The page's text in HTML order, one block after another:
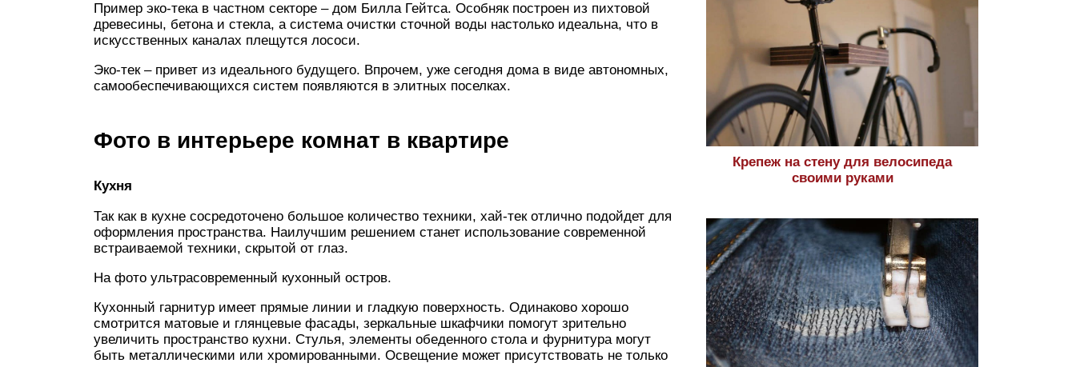
Пример эко-тека в частном секторе – дом Билла Гейтса. Особняк построен из пихтовой
древесины, бетона и стекла, а система очистки сточной воды настолько идеальна, что в
искусственных каналах плещутся лососи.
Эко-тек – привет из идеального будущего. Впрочем, уже сегодня дома в виде автономных,
самообеспечивающихся систем появляются в элитных поселках.
Фото в интерьере комнат в квартире
Кухня
Так как в кухне сосредоточено большое количество техники, хай-тек отлично подойдет для
оформления пространства. Наилучшим решением станет использование современной
встраиваемой техники, скрытой от глаз.
На фото ультрасовременный кухонный остров.
Кухонный гарнитур имеет прямые линии и гладкую поверхность. Одинаково хорошо
смотрится матовые и глянцевые фасады, зеркальные шкафчики помогут зрительно
увеличить пространство кухни. Стулья, элементы обеденного стола и фурнитура могут
быть металлическими или хромированными. Освещение может присутствовать не только
Крепеж на стену для велосипеда
своими руками